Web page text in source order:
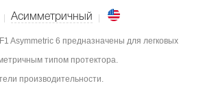
Асимметричный
Asymmetric 6 предназначены для легковых
типом протектора.
производительности.